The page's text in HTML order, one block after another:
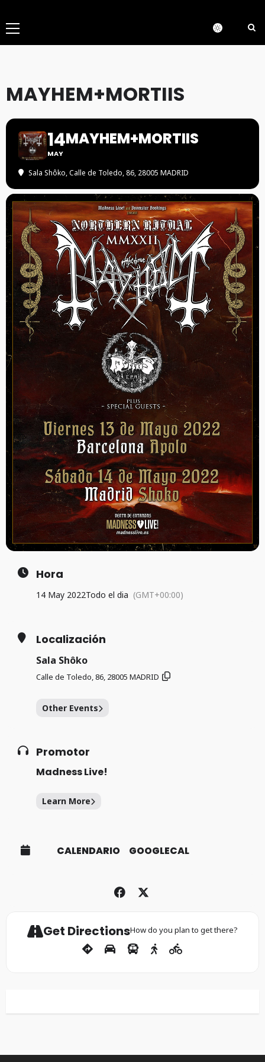
Menú
principal
MAYHEM+MORTIIS
14
MAY
MAYHEM+MORTIIS
Sala Shôko, Calle de Toledo, 86, 28005 MADRID
Hora
14 May 2022Todo el dia (GMT+00:00)
Localización
Sala Shôko
Calle de Toledo, 86, 28005 MADRID
Other Events
Promotor
Madness Live!
Learn More
CALENDARIO GOOGLECAL
Get DirectionsHow do you plan to get there?